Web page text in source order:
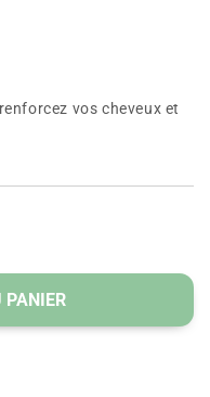
vos cheveux et
PANIER